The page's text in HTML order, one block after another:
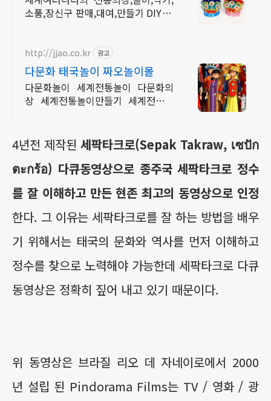
소품,장신구 판매,대여,만들기 DIY 제
http://jjao.co.kr 광고
다문화 태국놀이 짜오놀이몰
다문화놀이 세계전통놀이 다문화의
상 세계전통놀이만들기 세계전통의
4년전 제작된 세팍타크로(Sepak Takraw, เซปัก
ตะกร้อ) 다큐동영상으로 종주국 세팍타크로 정수
를 잘 이해하고 만든 현존 최고의 동영상으로 인정
한다. 그 이유는 세팍타크로를 잘 하는 방법을 배우
기 위해서는 태국의 문화와 역사를 먼저 이해하고
정수를 찾으로 노력해야 가능한데 세팍타크로 다큐
동영상은 정확히 짚어 내고 있기 때문이다.
위 동영상은 브라질 리오 데 자네이로에서 2000
년 설립 된 Pindorama Films는 TV / 영화 / 광